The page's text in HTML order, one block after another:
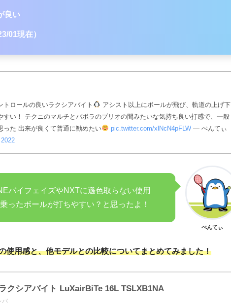
良い
01現在）
トロールの良いラクシアバイト
アシスト以上にボールが飛び、軌道の上げ下
すい！ テクニのマルチとバボラのブリオの間みたいな気持ち良い打感で、一般
った 出来が良くて普通に勧めたい
pic.twitter.com/xlNcN4pFLW — ぺんてぃ
バイフェイズやNXTに遜色取らない使用
ったボールが打ちやすい？と思ったよ！
ぺんてぃ
使用感と、他モデルとの比較についてまとめてみました！
ラクシアバイト LuXairBiTe 16L TSLXB1NA
バ